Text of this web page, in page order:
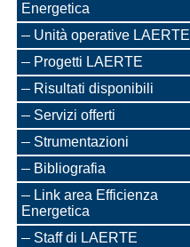
Energetica
Unità operative LAERTE
Progetti LAERTE
Risultati disponibili
Servizi offerti
Strumentazioni
Bibliografia
Link area Efficienza
Energetica
Staff di LAERTE